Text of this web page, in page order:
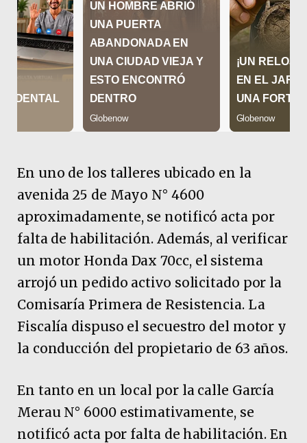
En uno de los talleres ubicado en la
avenida 25 de Mayo N° 4600
aproximadamente, se notificó acta por
falta de habilitación. Además, al verificar
un motor Honda Dax 70cc, el sistema
arrojó un pedido activo solicitado por la
Comisaría Primera de Resistencia. La
Fiscalía dispuso el secuestro del motor y
la conducción del propietario de 63 años.
En tanto en un local por la calle García
Merau N° 6000 estimativamente, se
notificó acta por falta de habilitación. En